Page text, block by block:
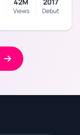
Views Debut